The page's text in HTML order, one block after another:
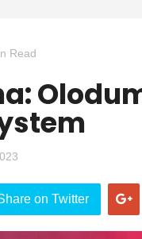
Read
on Twitter